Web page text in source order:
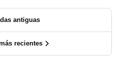
antiguas
recientes